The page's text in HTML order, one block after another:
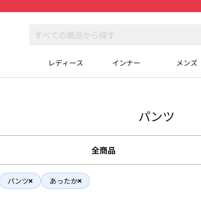
レディース インナー メンズ
パンツ
全商品
パンツ あったか